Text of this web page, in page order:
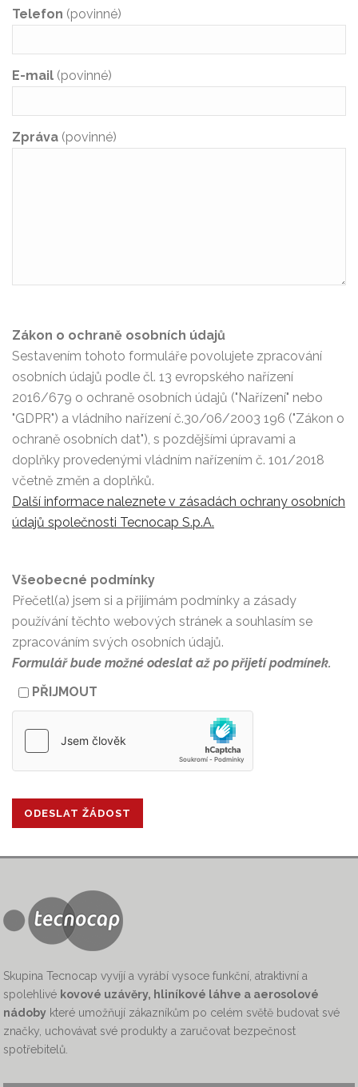
Telefon (povinné)
E-mail (povinné)
Zpráva (povinné)
Zákon o ochraně osobních údajů
Sestavením tohoto formuláře povolujete zpracování
osobních údajů podle čl. 13 evropského nařízení
2016/679 o ochraně osobních údajů ("Nařízení" nebo
"GDPR") a vládního nařízení č.30/06/2003 196 ("Zákon o
ochraně osobních dat"), s pozdějšími úpravami a
doplňky provedenými vládním nařízením č. 101/2018
včetně změn a doplňků.
Další informace naleznete v zásadách ochrany osobních
údajů společnosti Tecnocap S.p.A.
Všeobecné podmínky
Přečetl(a) jsem si a přijímám podmínky a zásady
používání těchto webových stránek a souhlasím se
zpracováním svých osobních údajů.
Formulář bude možné odeslat až po přijetí podmínek.
PŘIJMOUT
Skupina Tecnocap vyvíjí a vyrábí vysoce funkční, atraktivní a
spolehlivé kovové uzávěry, hliníkové láhve a aerosolové
nádoby které umožňují zákazníkům po celém světě budovat své
značky, uchovávat své produkty a zaručovat bezpečnost
spotřebitelů.